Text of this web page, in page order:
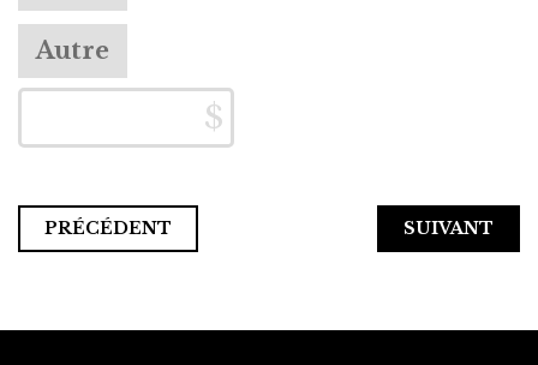
Autre
PRÉCÉDENT